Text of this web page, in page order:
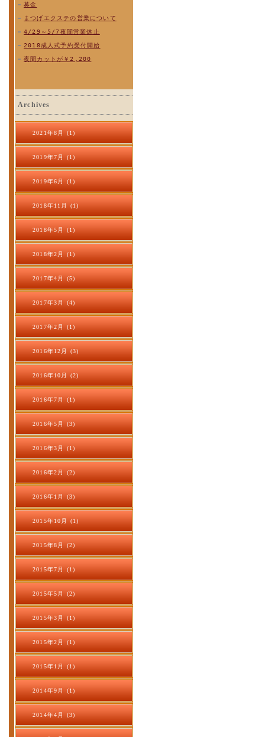
募金
まつげエクステの営業について
4/29～5/7夜間営業休止
2018成人式予約受付開始
夜間カットが￥2,200
Archives
2021年8月 (1)
2019年7月 (1)
2019年6月 (1)
2018年11月 (1)
2018年5月 (1)
2018年2月 (1)
2017年4月 (5)
2017年3月 (4)
2017年2月 (1)
2016年12月 (3)
2016年10月 (2)
2016年7月 (1)
2016年5月 (3)
2016年3月 (1)
2016年2月 (2)
2016年1月 (3)
2015年10月 (1)
2015年8月 (2)
2015年7月 (1)
2015年5月 (2)
2015年3月 (1)
2015年2月 (1)
2015年1月 (1)
2014年9月 (1)
2014年4月 (3)